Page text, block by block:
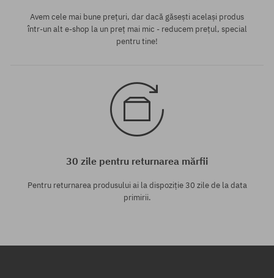
Avem cele mai bune prețuri, dar dacă găsești același produs
într-un alt e-shop la un preț mai mic - reducem prețul, special
pentru tine!
30 zile pentru returnarea mărfii
Pentru returnarea produsului ai la dispoziție 30 zile de la data
primirii.